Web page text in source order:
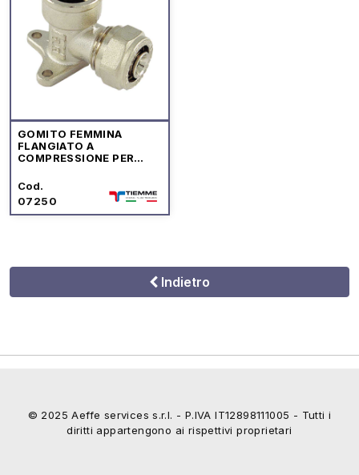
Indietro
GOMITO FEMMINA
FLANGIATO A
COMPRESSIONE PER
Cod.
07250
© 2025 Aeffe services s.r.l. - P.IVA IT12898111005 - Tutti i
diritti appartengono ai rispettivi proprietari